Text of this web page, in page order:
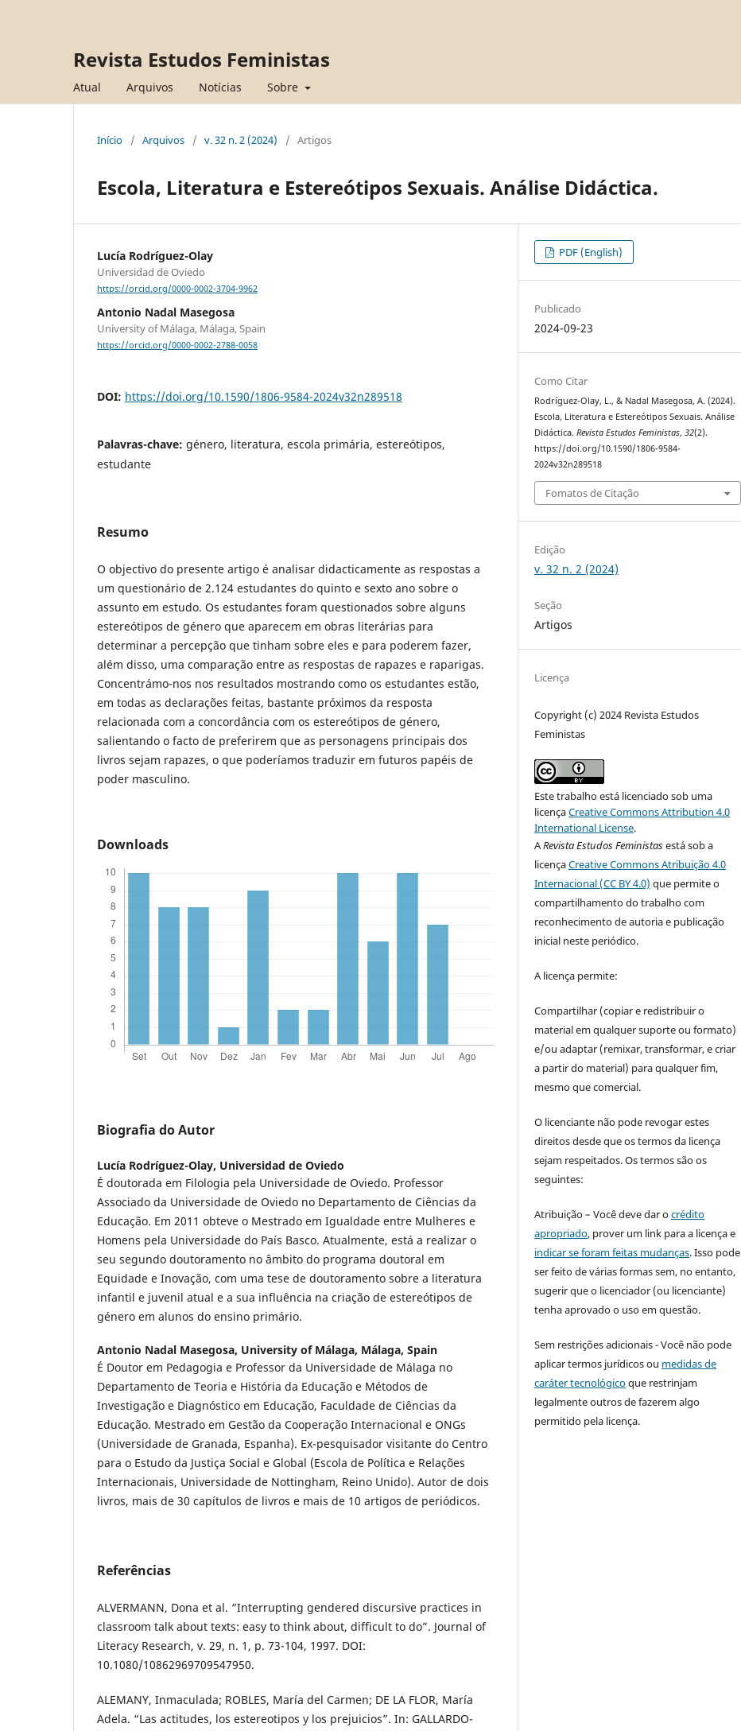
Revista Estudos Feministas
Atual Arquivos Notícias Sobre
Início / Arquivos / v. 32 n. 2 (2024) / Artigos
Escola, Literatura e Estereótipos Sexuais. Análise Didáctica.
Lucía Rodríguez-Olay
Universidad de Oviedo
https://orcid.org/0000-0002-3704-9962
Antonio Nadal Masegosa
University of Málaga, Málaga, Spain
https://orcid.org/0000-0002-2788-0058
DOI: https://doi.org/10.1590/1806-9584-2024v32n289518
Palavras-chave: género, literatura, escola primária, estereótipos,
estudante
Resumo
O objectivo do presente artigo é analisar didacticamente as respostas a
um questionário de 2.124 estudantes do quinto e sexto ano sobre o
assunto em estudo. Os estudantes foram questionados sobre alguns
estereótipos de género que aparecem em obras literárias para
determinar a percepção que tinham sobre eles e para poderem fazer,
além disso, uma comparação entre as respostas de rapazes e raparigas.
Concentrámo-nos nos resultados mostrando como os estudantes estão,
em todas as declarações feitas, bastante próximos da resposta
relacionada com a concordância com os estereótipos de género,
salientando o facto de preferirem que as personagens principais dos
livros sejam rapazes, o que poderíamos traduzir em futuros papéis de
poder masculino.
Downloads
Biografia do Autor
Lucía Rodríguez-Olay, Universidad de Oviedo
É doutorada em Filologia pela Universidade de Oviedo. Professor
Associado da Universidade de Oviedo no Departamento de Ciências da
Educação. Em 2011 obteve o Mestrado em Igualdade entre Mulheres e
Homens pela Universidade do País Basco. Atualmente, está a realizar o
seu segundo doutoramento no âmbito do programa doutoral em
Equidade e Inovação, com uma tese de doutoramento sobre a literatura
infantil e juvenil atual e a sua influência na criação de estereótipos de
género em alunos do ensino primário.
Antonio Nadal Masegosa, University of Málaga, Málaga, Spain
É Doutor em Pedagogia e Professor da Universidade de Málaga no
Departamento de Teoria e História da Educação e Métodos de
Investigação e Diagnóstico em Educação, Faculdade de Ciências da
Educação. Mestrado em Gestão da Cooperação Internacional e ONGs
(Universidade de Granada, Espanha). Ex-pesquisador visitante do Centro
para o Estudo da Justiça Social e Global (Escola de Política e Relações
Internacionais, Universidade de Nottingham, Reino Unido). Autor de dois
livros, mais de 30 capítulos de livros e mais de 10 artigos de periódicos.
Referências
ALVERMANN, Dona et al. “Interrupting gendered discursive practices in
classroom talk about texts: easy to think about, difficult to do”. Journal of
Literacy Research, v. 29, n. 1, p. 73-104, 1997. DOI:
10.1080/10862969709547950.
ALEMANY, Inmaculada; ROBLES, María del Carmen; DE LA FLOR, María
Adela. “Las actitudes, los estereotipos y los prejuicios”. In: GALLARDO-
PDF (English)
Publicado
2024-09-23
Como Citar
Rodríguez-Olay, L., & Nadal Masegosa, A. (2024).
Escola, Literatura e Estereótipos Sexuais. Análise
Didáctica.Revista Estudos Feministas,32(2).
https://doi.org/10.1590/1806-9584-
2024v32n289518
Fomatos de Citação
Edição
v. 32 n. 2 (2024)
Seção
Artigos
Licença
Copyright (c) 2024 Revista Estudos
Feministas
Este trabalho está licenciado sob uma
licençaCreative Commons Attribution 4.0
International License.
ARevista Estudos Feministasestá sob a
licençaCreative Commons Atribuição 4.0
Internacional (CC BY 4.0) que permite o
compartilhamento do trabalho com
reconhecimento de autoria e publicação
inicial neste periódico.
A licença permite:
Compartilhar (copiar e redistribuir o
material em qualquer suporte ou formato)
e/ou adaptar (remixar, transformar, e criar
a partir do material) para qualquer fim,
mesmo que comercial.
O licenciante não pode revogar estes
direitos desde que os termos da licença
sejam respeitados. Os termos são os
seguintes:
Atribuição – Você deve dar ocrédito
apropriado, prover um link para a licença e
indicar se foram feitas mudanças. Isso pode
ser feito de várias formas sem, no entanto,
sugerir que o licenciador (ou licenciante)
tenha aprovado o uso em questão.
Sem restrições adicionais - Você não pode
aplicar termos jurídicos ou medidas de
caráter tecnológicoque restrinjam
legalmente outros de fazerem algo
permitido pela licença.